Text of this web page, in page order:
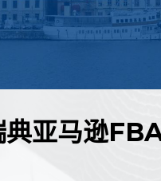
典亚马逊